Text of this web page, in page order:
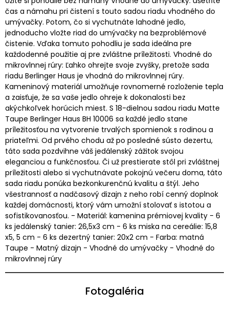
čas a námahu pri čistení s touto sadou riadu vhodného do
umývačky. Potom, čo si vychutnáte lahodné jedlo,
jednoducho vložte riad do umývačky na bezproblémové
čistenie. Vďaka tomuto pohodliu je sada ideálna pre
každodenné použitie aj pre zvláštne príležitosti. Vhodné do
mikrovlnnej rúry: Ľahko ohrejte svoje zvyšky, pretože sada
riadu Berlinger Haus je vhodná do mikrovlnnej rúry.
Kameninový materiál umožňuje rovnomerné rozloženie tepla
a zaisťuje, že sa vaše jedlo ohreje k dokonalosti bez
akýchkoľvek horúcich miest. S 18-dielnou sadou riadu Matte
Taupe Berlinger Haus BH 10006 sa každé jedlo stane
príležitosťou na vytvorenie trvalých spomienok s rodinou a
priateľmi. Od prvého chodu až po posledné sústo dezertu,
táto sada pozdvihne váš jedálenský zážitok svojou
eleganciou a funkčnosťou. Či už prestierate stôl pri zvláštnej
príležitosti alebo si vychutnávate pokojnú večeru doma, táto
sada riadu ponúka bezkonkurenčnú kvalitu a štýl. Jeho
všestrannosť a nadčasový dizajn z neho robí cenný doplnok
každej domácnosti, ktorý vám umožní stolovať s istotou a
sofistikovanosťou. - Materiál: kamenina prémiovej kvality - 6
ks jedálenský tanier: 26,5x3 cm - 6 ks miska na cereálie: 15,8
x5, 5 cm - 6 ks dezertný tanier: 20x2 cm - Farba: matná
Taupe - Matný dizajn - Vhodné do umývačky - Vhodné do
mikrovlnnej rúry
Fotogaléria